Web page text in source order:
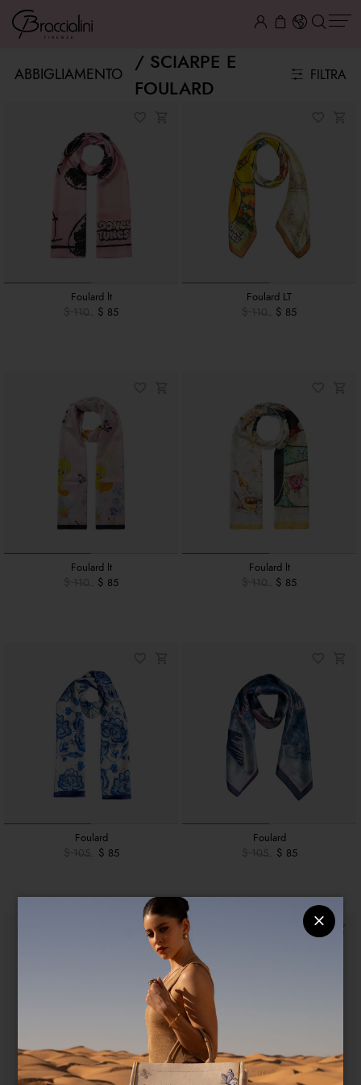
ABBIGLIAMENTO
SCIARPE E
FOULARD
FILTRA
Foulard lt
$ 110
$ 85
Foulard LT
$ 110
$ 85
Foulard lt
$ 110
$ 85
Foulard lt
$ 110
$ 85
Foulard
$ 105
$ 85
Foulard
$ 105
$ 85